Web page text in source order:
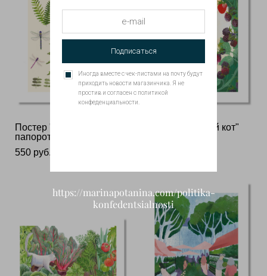
Подписаться
Иногда вместе с чек-листами на почту будут
приходить новости магазинчика. Я не
простив и согласен с политикой
конфеденциальности.
https://marinapotanina.com/politika-
konfedentsialnosti
Постер "Стрекозы и
папоротники"
550 pуб.
Постер "Ягодный кот"